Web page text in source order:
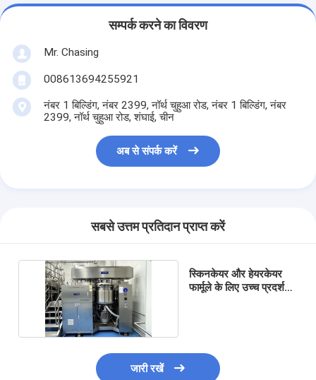
सम्पर्क करने का विवरण
Mr. Chasing
008613694255921
नंबर 1 बिल्डिंग, नंबर 2399, नॉर्थ चुहुआ रोड, नंबर 1 बिल्डिंग, नंबर
2399, नॉर्थ चुहुआ रोड, शंघाई, चीन
अब से संपर्क करें
सबसे उत्तम प्रतिदान प्राप्त करें
स्किनकेयर और हेयरकेयर
फार्मूले के लिए उच्च प्रदर्शन
जारी रखें